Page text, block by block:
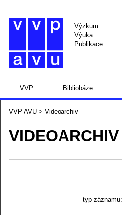
Výzkum
Výuka
Publikace
VVP Bibliobáze
VVP AVU > Videoarchiv
VIDEOARCHIV
typ záznamu: